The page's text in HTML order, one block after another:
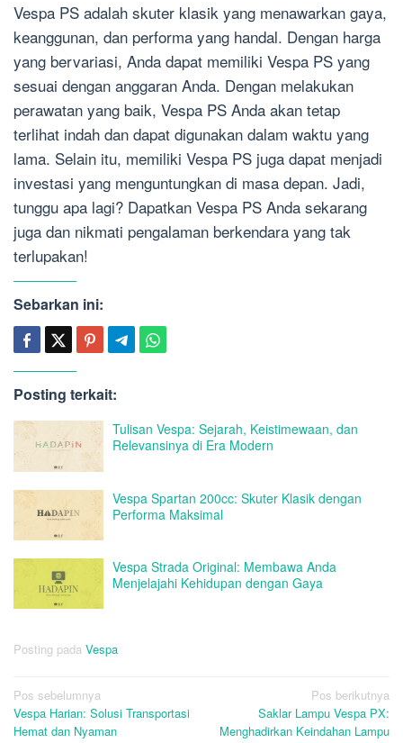
Vespa PS adalah skuter klasik yang menawarkan gaya,
keanggunan, dan performa yang handal. Dengan harga
yang bervariasi, Anda dapat memiliki Vespa PS yang
sesuai dengan anggaran Anda. Dengan melakukan
perawatan yang baik, Vespa PS Anda akan tetap
terlihat indah dan dapat digunakan dalam waktu yang
lama. Selain itu, memiliki Vespa PS juga dapat menjadi
investasi yang menguntungkan di masa depan. Jadi,
tunggu apa lagi? Dapatkan Vespa PS Anda sekarang
juga dan nikmati pengalaman berkendara yang tak
terlupakan!
Sebarkan ini:
Posting terkait:
Tulisan Vespa: Sejarah, Keistimewaan, dan
Relevansinya di Era Modern
Vespa Spartan 200cc: Skuter Klasik dengan
Performa Maksimal
Vespa Strada Original: Membawa Anda
Menjelajahi Kehidupan dengan Gaya
Posting pada Vespa
Navigasi
pos
Pos sebelumnya
Vespa Harian: Solusi Transportasi
Hemat dan Nyaman
Pos berikutnya
Saklar Lampu Vespa PX:
Menghadirkan Keindahan Lampu